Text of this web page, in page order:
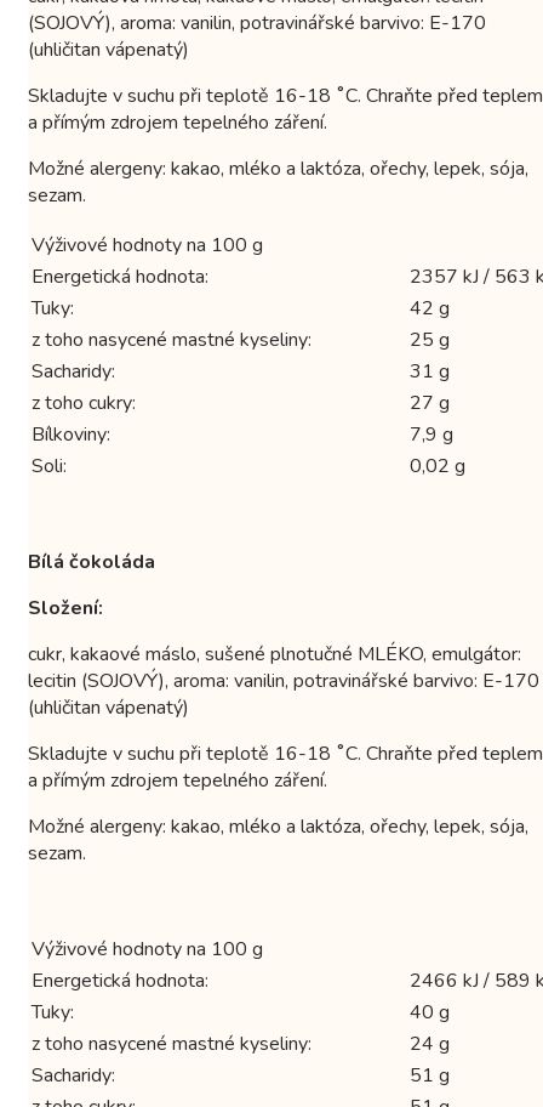
(SOJOVÝ), aroma: vanilin, potravinářské barvivo: E-170
(uhličitan vápenatý)
Skladujte v suchu při teplotě 16-18 ˚C. Chraňte před teplem
a přímým zdrojem tepelného záření.
Možné alergeny: kakao, mléko a laktóza, ořechy, lepek, sója,
sezam.
Výživové hodnoty na 100 g
Energetická hodnota:
2357 kJ / 563
Tuky:
42 g
z toho nasycené mastné kyseliny:
25 g
Sacharidy:
31 g
z toho cukry:
27 g
Bílkoviny:
7,9 g
Soli:
0,02 g
Bílá čokoláda
Složení:
cukr, kakaové máslo, sušené plnotučné MLÉKO, emulgátor:
lecitin (SOJOVÝ), aroma: vanilin, potravinářské barvivo: E-170
(uhličitan vápenatý)
Skladujte v suchu při teplotě 16-18 ˚C. Chraňte před teplem
a přímým zdrojem tepelného záření.
Možné alergeny: kakao, mléko a laktóza, ořechy, lepek, sója,
sezam.
Výživové hodnoty na 100 g
Energetická hodnota:
2466 kJ / 589
Tuky:
40 g
z toho nasycené mastné kyseliny:
24 g
Sacharidy:
51 g